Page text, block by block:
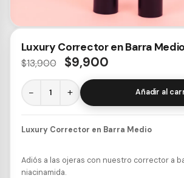
Luxury Corrector en Barra
$13,900 $9,900
− + Añadir al
Luxury Corrector en Barra Medio
Adiós a las ojeras con nuestro corrector a
niacinamida.